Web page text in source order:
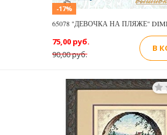
-17%
65078 "ДЕВОЧКА НА ПЛЯЖЕ"
90,00 руб.
75,00 руб.
В